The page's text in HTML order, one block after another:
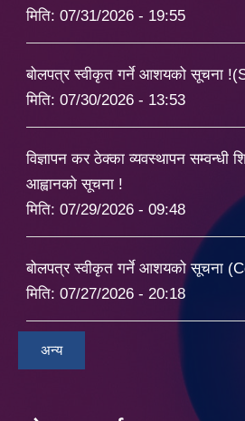
मिति: 07/31/2026 - 19:55
बोलपत्र स्वीकृत गर्ने आशयको सूचना
मिति: 07/30/2026 - 13:53
विज्ञापन कर ठेक्का व्यवस्थापन सम्वन्धी
आह्वानको सूचना !
मिति: 07/29/2026 - 09:48
बोलपत्र स्वीकृत गर्ने आशयको सूचना
मिति: 07/27/2026 - 20:18
अन्य